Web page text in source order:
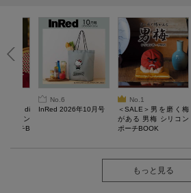
di
ティン
ポーチB
No.6
InRed 2026年10月号
No.1
＜SALE＞男を磨く梅
がある 男梅 シリコン
ポーチBOOK
もっと見る